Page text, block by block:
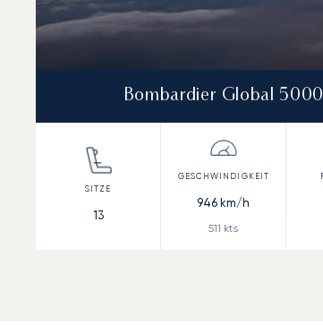
Bombardier Global 5000
13
946 km/h
511 kts